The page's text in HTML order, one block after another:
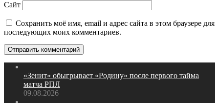
Сайт
Сохранить моё имя, email и адрес сайта в этом браузере для
последующих моих комментариев.
«Зенит» обыгрывает «Родину» после первого тайма
матча РПЛ
09.08.2026